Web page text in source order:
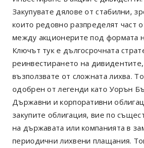
Закупувате дялове от стабилни,
които редовно разпределят част
между акционерите под формата
Ключът тук е дългосрочната
реинвестирането на
възползвате от сложната лихва.
одобрен от легенди като Уорън
Държавни и корпоративни
закупите облигация, вие по
на държавата или компанията в
периодични лихвени плащания.